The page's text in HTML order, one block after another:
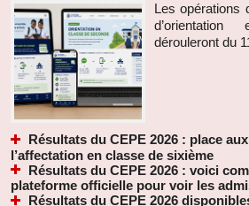
Les opérations
dérouleront du
Résultats du CEPE 2026 : place
l’affectation en classe de sixième
Résultats du CEPE 2026 : voici
plateforme officielle pour voir les
Résultats du CEPE 2026